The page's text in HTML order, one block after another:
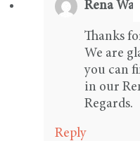
Rena
Thanks
We are
you can
in our
Regards.
Reply